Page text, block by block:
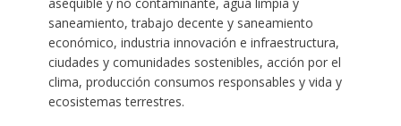
saneamiento, trabajo decente y saneamiento
económico, industria innovación e infraestructura,
ciudades y comunidades sostenibles, acción por el
clima, producción consumos responsables y vida y
ecosistemas terrestres.